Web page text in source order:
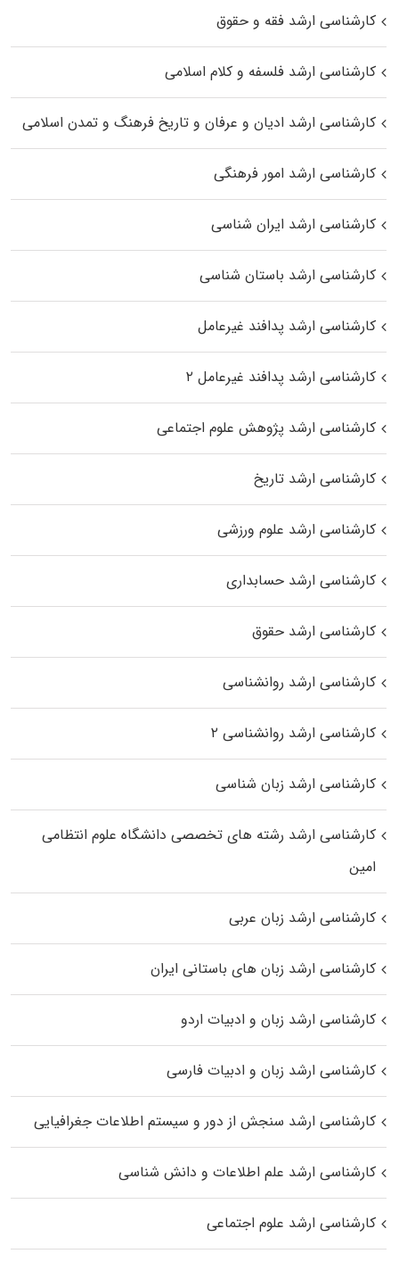
کارشناسی ارشد فقه و حقوق
کارشناسی ارشد فلسفه و کلام اسلامی
کارشناسی ارشد ادیان و عرفان و تاریخ فرهنگ و تمدن اسلامی
کارشناسی ارشد امور فرهنگی
کارشناسی ارشد ایران شناسی
کارشناسی ارشد باستان شناسی
کارشناسی ارشد پدافند غیرعامل
کارشناسی ارشد پدافند غیرعامل ۲
کارشناسی ارشد پژوهش علوم اجتماعی
کارشناسی ارشد تاریخ
کارشناسی ارشد علوم ورزشی
کارشناسی ارشد حسابداری
کارشناسی ارشد حقوق
کارشناسی ارشد روانشناسی
کارشناسی ارشد روانشناسی ۲
کارشناسی ارشد زبان شناسی
کارشناسی ارشد رﺷﺘﻪ ﻫﺎی تخصصی داﻧﺸﮕﺎه ﻋﻠﻮم انتظامی
اﻣﻴﻦ
کارشناسی ارشد زبان عربی
کارشناسی ارشد زبان‌ های باستانی ایران
کارشناسی ارشد زبان و ادبیات اردو
کارشناسی ارشد زبان و ادبیات فارسی
کارشناسی ارشد سنجش از دور و سیستم اطلاعات جغرافیایی
کارشناسی ارشد علم اطلاعات و دانش شناسی
کارشناسی ارشد علوم اجتماعی